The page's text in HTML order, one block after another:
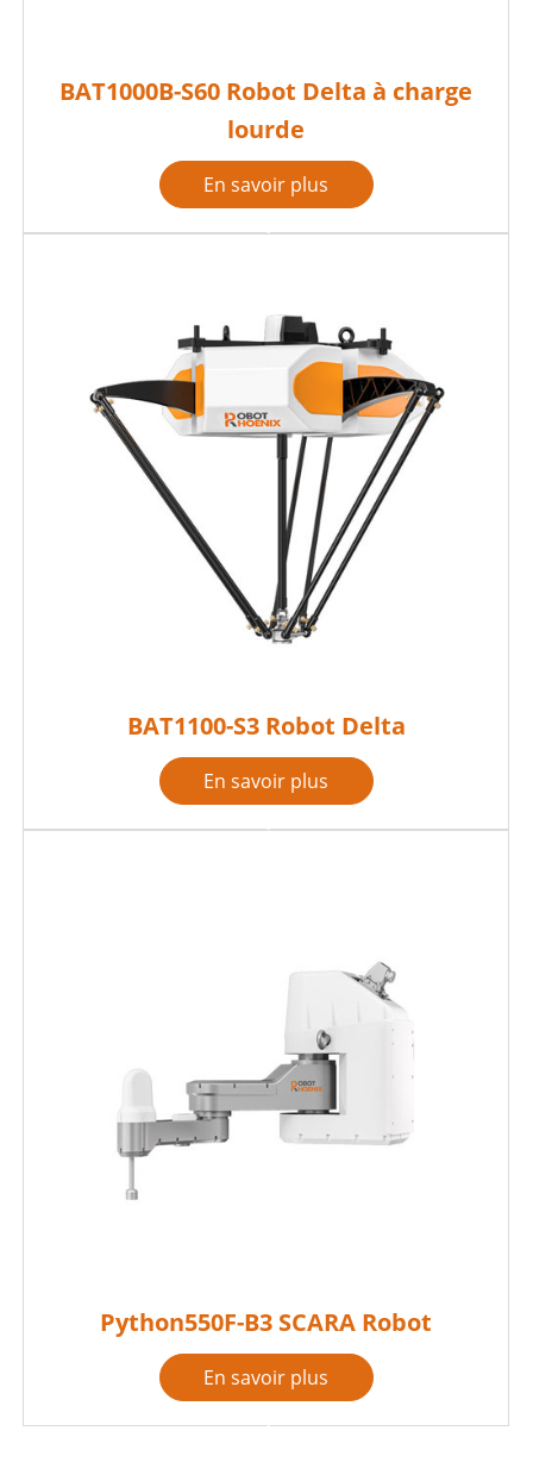
BAT1000B-S60 Robot Delta à charge
lourde
En savoir plus

BAT1100-S3 Robot Delta
En savoir plus

Python550F-B3 SCARA Robot
En savoir plus
